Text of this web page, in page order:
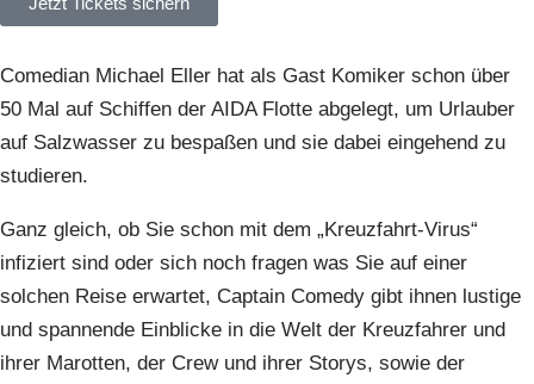
Comedian Michael Eller hat als Gast Komiker schon über
50 Mal auf Schiffen der AIDA Flotte abgelegt, um Urlauber
auf Salzwasser zu bespaßen und sie dabei eingehend zu
studieren.
Ganz gleich, ob Sie schon mit dem „Kreuzfahrt-Virus“
infiziert sind oder sich noch fragen was Sie auf einer
solchen Reise erwartet, Captain Comedy gibt ihnen lustige
und spannende Einblicke in die Welt der Kreuzfahrer und
ihrer Marotten, der Crew und ihrer Storys, sowie der